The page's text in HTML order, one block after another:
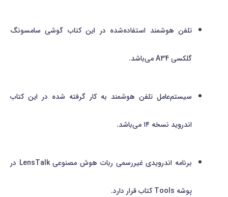
تلفن هوشمند استفاده‌شده در این کتاب گوشی سامسونگ
گلکسی A34 می‌باشد.
سیستم‌عامل تلفن هوشمند به کار گرفته شده در این کتاب
اندروید نسخه ۱۴ می‌باشد.
برنامه اندرویدی غیررسمی ربات هوش مصنوعی LensTalk در
پوشه Tools کتاب قرار دارد.